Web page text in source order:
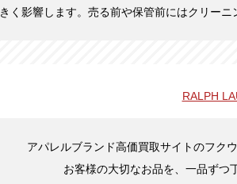
きく影響します。売る前や保管前にはクリー
RALPH
アパレルブランド高価買取サイトのフク
お客様の大切なお品を、一品ずつ